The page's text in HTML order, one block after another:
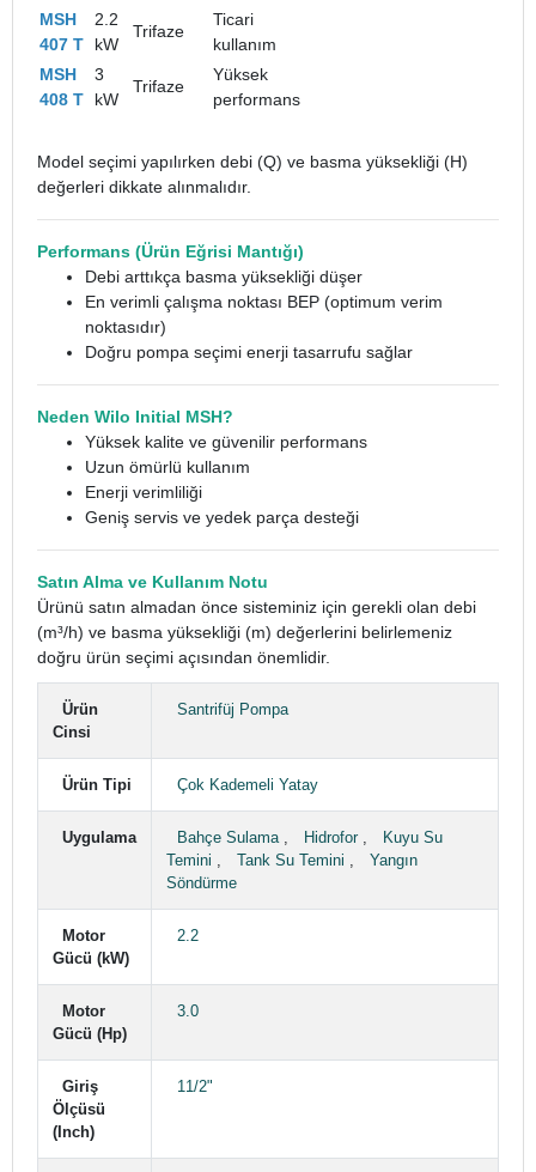
MSH
407 T
2.2
kW
Trifaze
Ticari
kullanım
MSH
408 T
3
kW
Trifaze
Yüksek
performans
Model seçimi yapılırken debi (Q) ve basma yüksekliği (H)
değerleri dikkate alınmalıdır.
Performans (Ürün Eğrisi Mantığı)
Debi arttıkça basma yüksekliği düşer
En verimli çalışma noktası BEP (optimum verim
noktasıdır)
Doğru pompa seçimi enerji tasarrufu sağlar
Neden Wilo Initial MSH?
Yüksek kalite ve güvenilir performans
Uzun ömürlü kullanım
Enerji verimliliği
Geniş servis ve yedek parça desteği
Satın Alma ve Kullanım Notu
Ürünü satın almadan önce sisteminiz için gerekli olan debi
(m³/h) ve basma yüksekliği (m) değerlerini belirlemeniz
doğru ürün seçimi açısından önemlidir.
Ürün
Cinsi
Santrifüj Pompa
Ürün Tipi Çok Kademeli Yatay
Uygulama Bahçe Sulama, Hidrofor,
Kuyu Su
Temini , Tank Su Temini ,
Yangın
Söndürme
Motor
Gücü (kW)
2.2
Motor
Gücü (Hp)
3.0
Giriş
Ölçüsü
(Inch)
11/2"